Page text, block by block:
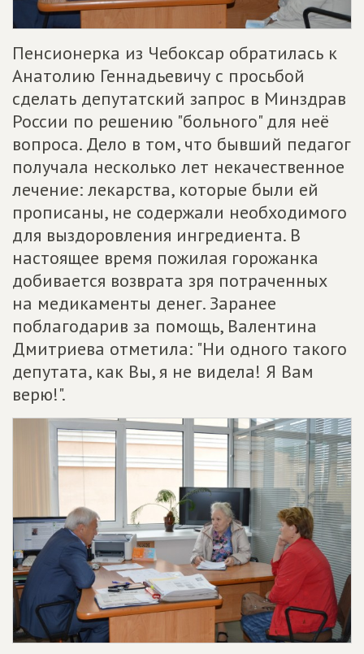
Пенсионерка из Чебоксар обратилась к
Анатолию Геннадьевичу с просьбой
сделать депутатский запрос в Минздрав
России по решению "больного" для неё
вопроса. Дело в том, что бывший педагог
получала несколько лет некачественное
лечение: лекарства, которые были ей
прописаны, не содержали необходимого
для выздоровления ингредиента. В
настоящее время пожилая горожанка
добивается возврата зря потраченных
на медикаменты денег. Заранее
поблагодарив за помощь, Валентина
Дмитриева отметила: "Ни одного такого
депутата, как Вы, я не видела! Я Вам
верю!".